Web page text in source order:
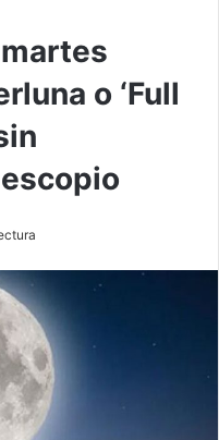
martes
o ‘Full